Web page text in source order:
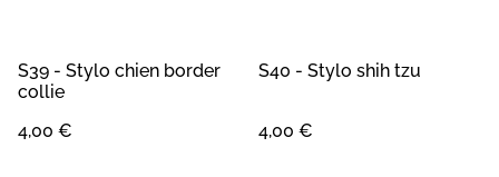
S39 - Stylo chien border
collie
4,00 €
S40 - Stylo shih tzu
4,00 €